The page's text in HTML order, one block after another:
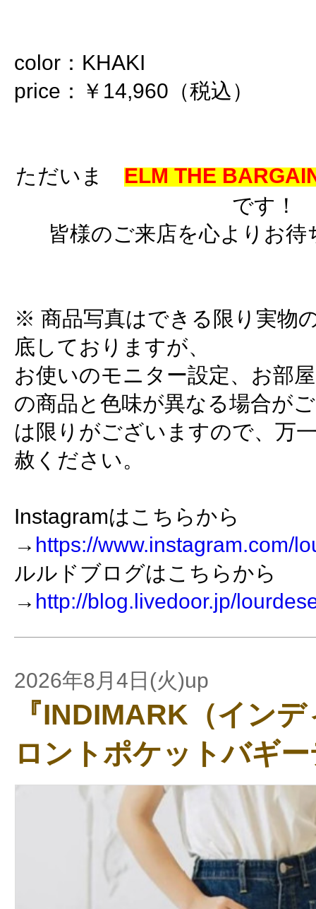
color：KHAKI
price：￥14,960（税込）
ただいま ELM THE
です！
皆様のご来店を心よりお
※ 商品写真はできる限り実物
底しておりますが、
お使いのモニター設定、お部
の商品と色味が異なる場合が
は限りがございますので、万
赦ください。
Instagramはこちらから
→ https://www.instagram.com/
ルルドブログはこちらから
→ http://blog.livedoor.jp/
2026年8月4日(火)up
『INDIMARK（イン
ロントポケットバギ